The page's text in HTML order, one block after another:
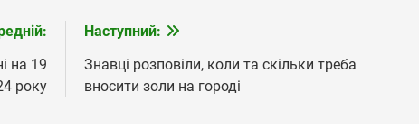
на 19
року
Наступний:
Знавці розповіли, коли та скільки треба
вносити золи на городі